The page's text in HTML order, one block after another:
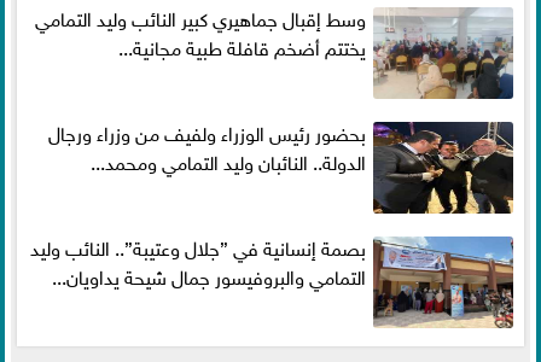
وسط إقبال جماهيري كبير النائب وليد التمامي
يختتم أضخم قافلة طبية مجانية...
بحضور رئيس الوزراء ولفيف من وزراء ورجال
الدولة.. النائبان وليد التمامي ومحمد...
بصمة إنسانية في ”جلال وعتيبة”.. النائب وليد
التمامي والبروفيسور جمال شيحة يداويان...